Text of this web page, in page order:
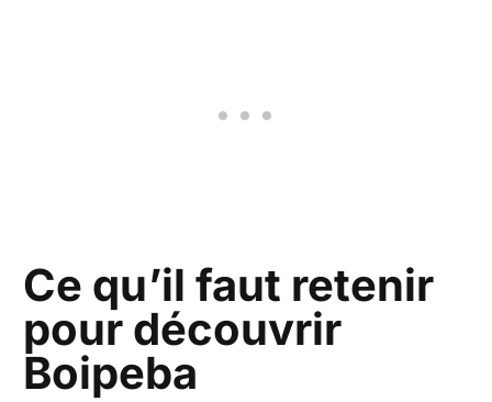
Ce qu’il faut retenir
pour découvrir
Boipeba